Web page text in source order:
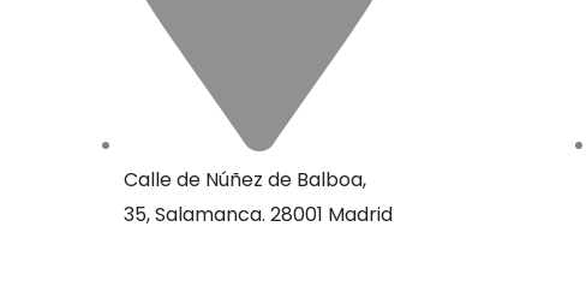
Calle de Núñez de Balboa,
35, Salamanca. 28001 Madrid